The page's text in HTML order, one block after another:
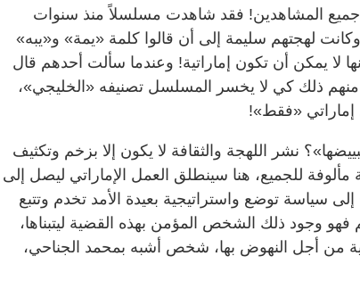
جميع المشاهدين! فقد شاهدت مسلسلاً منذ سنوات
لهجتهم سليمة إلى أن قالوا كلمة «يمة» و«يبه»
لا يمكن أن تكون إماراتية! وعندما سألت أحدهم قال
ذلك كي لا يخسر المسلسل تصنيفه «الخليجي»،
«فقط»!
نشر اللهجة والثقافة لا يكون إلا بزخم وتكثيف
مألوفة للجميع، هنا سينطلق العمل الإماراتي ليصل إلى
إلى سياسة توضع واستراتيجية بعيدة الأمد تخدم وتتبع
فهو وجود ذلك الشخص المؤمن بهذه القضية ليتبناها،
من أجل النهوض بها، شخص أشبه بمحمد الجناحي،